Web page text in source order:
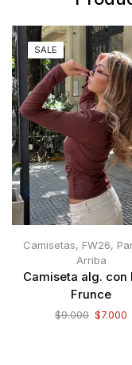
SALE
Camisetas, FW26,
Arriba
Camiseta alg. con
Frunce
$9.000 $7.000